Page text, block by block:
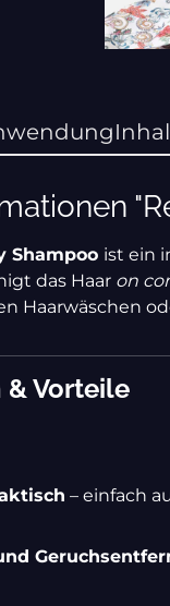
Shampoo ist ein
das Haar on
Haarwäschen
Vorteile
– einfach